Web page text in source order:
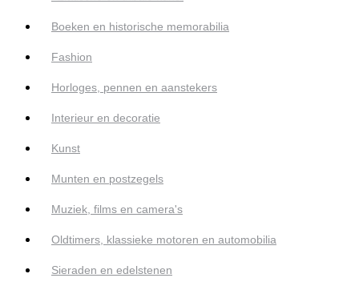
Boeken en historische memorabilia
Fashion
Horloges, pennen en aanstekers
Interieur en decoratie
Kunst
Munten en postzegels
Muziek, films en camera's
Oldtimers, klassieke motoren en automobilia
Sieraden en edelstenen